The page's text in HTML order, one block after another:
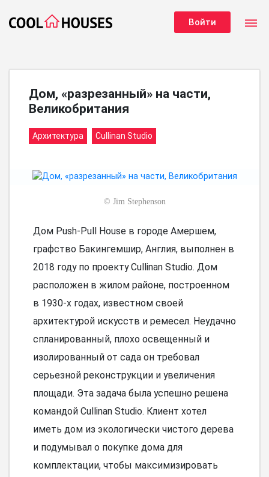
Войти dehaze
Дом, «разрезанный» на части,
Великобритания
Архитектура Cullinan Studio
© Jim Stephenson
Дом Push-Pull House в городе Амершем,
графство Бакингемшир, Англия, выполнен в
2018 году по проекту Cullinan Studio. Дом
расположен в жилом районе, построенном
в 1930-х годах, известном своей
архитектурой искусств и ремесел. Неудачно
спланированный, плохо освещенный и
изолированный от сада он требовал
серьезной реконструкции и увеличения
площади. Эта задача была успешно решена
командой Cullinan Studio. Клиент хотел
иметь дом из экологически чистого дерева
и подумывал о покупке дома для
комплектации, чтобы максимизировать